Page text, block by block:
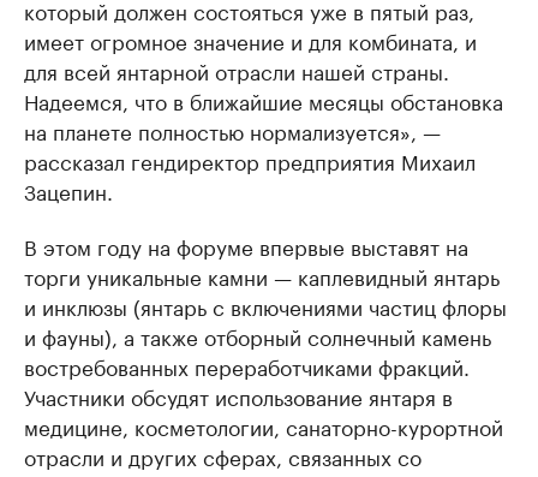
который должен состояться уже в пятый раз,
имеет огромное значение и для комбината, и
для всей янтарной отрасли нашей страны.
Надеемся, что в ближайшие месяцы обстановка
на планете полностью нормализуется», —
рассказал гендиректор предприятия Михаил
Зацепин.
В этом году на форуме впервые выставят на
торги уникальные камни — каплевидный янтарь
и инклюзы (янтарь с включениями частиц флоры
и фауны), а также отборный солнечный камень
востребованных переработчиками фракций.
Участники обсудят использование янтаря в
медицине, косметологии, санаторно-курортной
отрасли и других сферах, связанных со